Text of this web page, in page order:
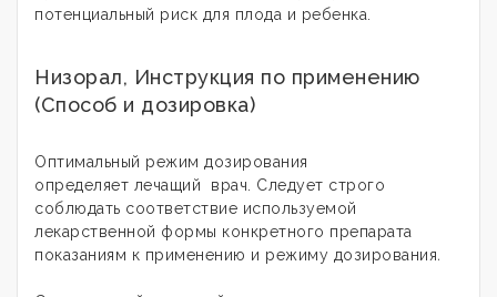
потенциальный риск для плода и ребенка.
Низорал, Инструкция по применению
(Способ и дозировка)
Оптимальный режим дозирования
определяет лечащий врач. Следует строго
соблюдать соответствие используемой
лекарственной формы конкретного препарата
показаниям к применению и режиму дозирования.